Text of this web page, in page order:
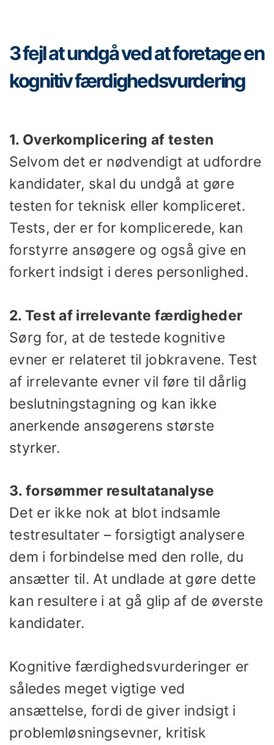
3 fejl at undgå ved at foretage en
kognitiv færdighedsvurdering
1. Overkomplicering af testen
Selvom det er nødvendigt at udfordre
kandidater, skal du undgå at gøre
testen for teknisk eller kompliceret.
Tests, der er for komplicerede, kan
forstyrre ansøgere og også give en
forkert indsigt i deres personlighed.
2. Test af irrelevante færdigheder
Sørg for, at de testede kognitive
evner er relateret til jobkravene. Test
af irrelevante evner vil føre til dårlig
beslutningstagning og kan ikke
anerkende ansøgerens største
styrker.
3. forsømmer resultatanalyse
Det er ikke nok at blot indsamle
testresultater – forsigtigt analysere
dem i forbindelse med den rolle, du
ansætter til. At undlade at gøre dette
kan resultere i at gå glip af de øverste
kandidater.
Kognitive færdighedsvurderinger er
således meget vigtige ved
ansættelse, fordi de giver indsigt i
problemløsningsevner, kritisk